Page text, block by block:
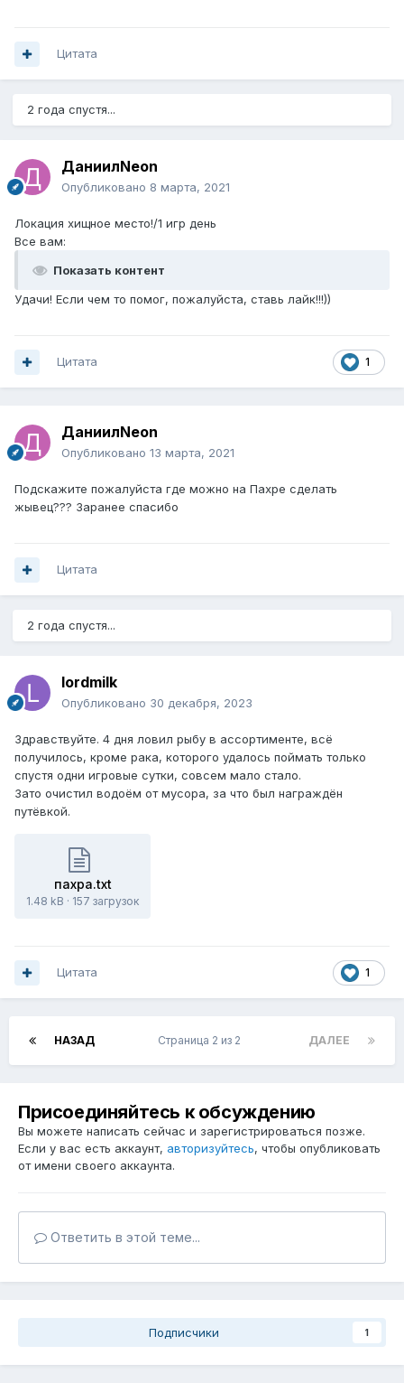
больше всего идёт щука зачёт, и окунь - тоже зачёт.
Я ещё поймал одну шуку на 8 кг, и мне дали 8000 р.
сломайте удочку!!!
А я желаю вам удачи.
Цитата
2 года спустя...
ДаниилNeon
Опубликовано 8 марта, 2021
Локация хищное место!/1 игр день
Все вам:
Показать контент
Удачи! Если чем то помог, пожалуйста, ставь лайк!!!))
1
Цитата
ДаниилNeon
Опубликовано 13 марта, 2021
Подскажите пожалуйста где можно на Пахре сделать
жывец??? Заранее спасибо
Цитата
2 года спустя...
lordmilk
Опубликовано 30 декабря, 2023
Здравствуйте. 4 дня ловил рыбу в ассортименте, всё
получилось, кроме рака, которого удалось поймать только
спустя одни игровые сутки, совсем мало стало.
Зато очистил водоём от мусора, за что был награждён
путёвкой.
пахра.txt
1.48 kB · 157 загрузок
1
Цитата
НАЗАД ДАЛЕЕ
Страница 2 из 2
Присоединяйтесь к обсуждению
Вы можете написать сейчас и зарегистрироваться позже.
Если у вас есть аккаунт, авторизуйтесь, чтобы опубликовать
от имени своего аккаунта.
Ответить в этой теме...
Подписчики 1